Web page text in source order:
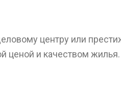
центру или
ценой и качеством жилья.